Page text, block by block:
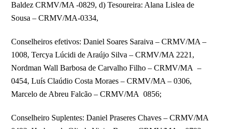
Baldez CRMV/MA -0829, d) Tesoureira: Alana Lislea de
Sousa – CRMV/MA-0334,
Conselheiros efetivos: Daniel Soares Saraiva – CRMV/MA –
1008, Tercya Lúcidi de Araújo Silva – CRMV/MA 2221,
Nordman Wall Barbosa de Carvalho Filho – CRMV/MA –
0454, Luís Claúdio Costa Moraes – CRMV/MA – 0306,
Marcelo de Abreu Falcão – CRMV/MA 0856;
Conselheiro Suplentes: Daniel Praseres Chaves – CRMV/MA